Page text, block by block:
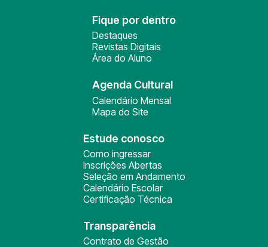
Fique por dentro
Destaques
Revistas Digitais
Área do Aluno
Agenda Cultural
Calendário Mensal
Mapa do Site
Estude conosco
Como ingressar
Inscrições Abertas
Seleção em Andamento
Calendário Escolar
Certificação Técnica
Transparência
Contrato de Gestão